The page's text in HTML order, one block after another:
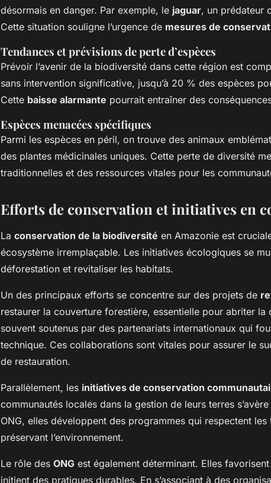
désormais en danger. Par exemple, le jaguar, un prédateur
Cette situation souligne l’urgence de mesures de
Tendances et prévisions de perte d’espèces
Prévoir l’avenir de la biodiversité dans cette région est
sans intervention significative, jusqu’à 20 % des espèces
Cette baisse alarmante pourrait entraîner des
Espèces menacées spécifiques
Parmi les espèces en péril, on trouve des animaux
des plantes médicinales uniques. Cette perte de diversité
traditionnelles et des ressources vitales pour les
Efforts de conservation et initiatives en
La conservation de la biodiversité en Amazonie est
écosystème irremplaçable. Les initiatives écologiques se
déforestation et revitaliser les habitats.
Un des principaux efforts se concentre sur des projets de
restaurer la couverture forestière, essentielle pour abriter
souvent soutenus par des partenariats internationaux qui
technique. Ces collaborations sont vitales pour assurer le
de restauration.
Parallèlement, les initiatives de conservation
communautés locales dans la gestion de leurs terres
ONG, elles développent des programmes qui respectent
préservant l’environnement.
Le rôle des ONG est également déterminant. Elles
initient des pratiques durables. En s’associant à des